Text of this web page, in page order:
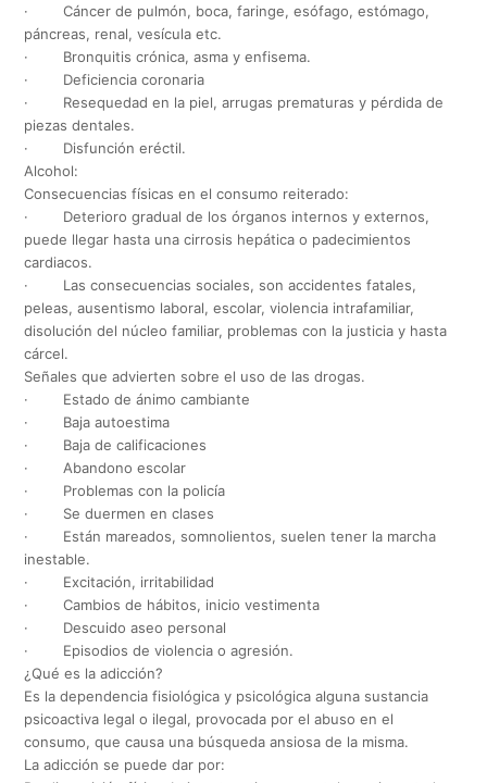
· Cáncer de pulmón, boca, faringe, esófago, estómago,
páncreas, renal, vesícula etc.
· Bronquitis crónica, asma y enfisema.
· Deficiencia coronaria
· Resequedad en la piel, arrugas prematuras y pérdida de
piezas dentales.
· Disfunción eréctil.
Alcohol:
Consecuencias físicas en el consumo reiterado:
· Deterioro gradual de los órganos internos y externos,
puede llegar hasta una cirrosis hepática o padecimientos
cardiacos.
· Las consecuencias sociales, son accidentes fatales,
peleas, ausentismo laboral, escolar, violencia intrafamiliar,
disolución del núcleo familiar, problemas con la justicia y hasta
cárcel.
Señales que advierten sobre el uso de las drogas.
· Estado de ánimo cambiante
· Baja autoestima
· Baja de calificaciones
· Abandono escolar
· Problemas con la policía
· Se duermen en clases
· Están mareados, somnolientos, suelen tener la marcha
inestable.
· Excitación, irritabilidad
· Cambios de hábitos, inicio vestimenta
· Descuido aseo personal
· Episodios de violencia o agresión.
¿Qué es la adicción?
Es la dependencia fisiológica y psicológica alguna sustancia
psicoactiva legal o ilegal, provocada por el abuso en el
consumo, que causa una búsqueda ansiosa de la misma.
La adicción se puede dar por: